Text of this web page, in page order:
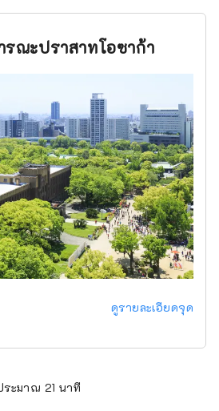
รณะปราสาทโอซาก้า
ดูรายละเอียดจุด
ระมาณ 21 นาที